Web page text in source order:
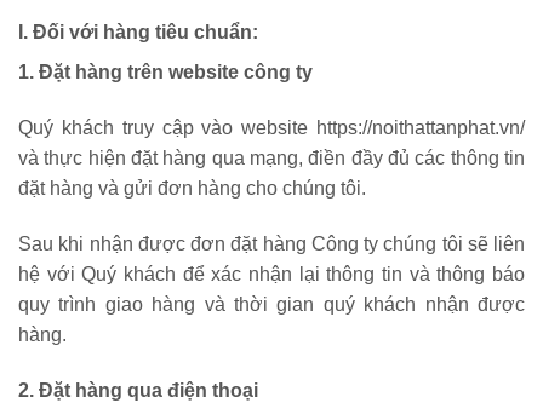
I. Đối với hàng tiêu chuẩn:
1. Đặt hàng trên website công ty
Quý khách truy cập vào website https://noithattanphat.vn/
và thực hiện đặt hàng qua mạng, điền đầy đủ các thông tin
đặt hàng và gửi đơn hàng cho chúng tôi.
Sau khi nhận được đơn đặt hàng Công ty chúng tôi sẽ liên
hệ với Quý khách để xác nhận lại thông tin và thông báo
quy trình giao hàng và thời gian quý khách nhận được
hàng.
2. Đặt hàng qua điện thoại